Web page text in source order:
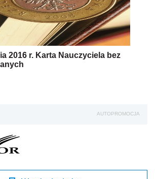
2016 r. Karta Nauczyciela bez
AUTOPROMOCJA